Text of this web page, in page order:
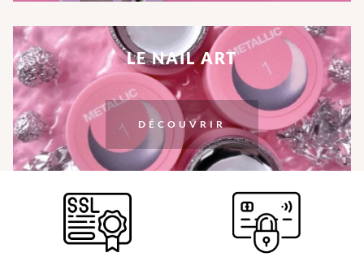
LE NAIL ART
DÉCOUVRIR